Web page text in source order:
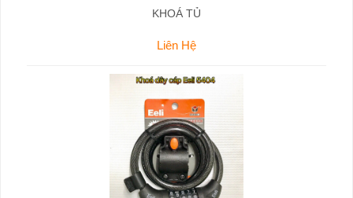
KHOÁ TỦ
Liên Hệ